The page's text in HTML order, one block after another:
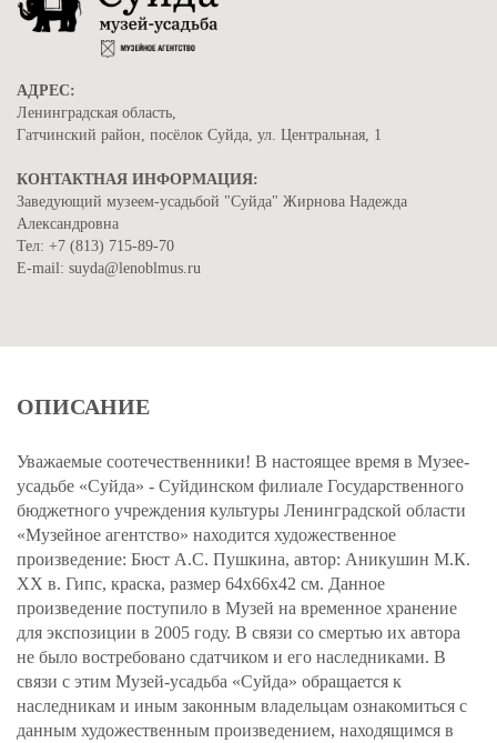
АДРЕС:
Ленинградская область,
Гатчинский район, посёлок Суйда, ул. Центральная, 1
КОНТАКТНАЯ ИНФОРМАЦИЯ:
Заведующий музеем-усадьбой "Суйда" Жирнова Надежда
Александровна
Тел: +7 (813) 715-89-70
Е-mail: suyda@lenoblmus.ru
ОПИСАНИЕ
Уважаемые соотечественники! В настоящее время в Музее-
усадьбе «Суйда» - Суйдинском филиале Государственного
бюджетного учреждения культуры Ленинградской области
«Музейное агентство» находится художественное
произведение: Бюст А.С. Пушкина, автор: Аникушин М.К.
XX в. Гипс, краска, размер 64х66х42 см. Данное
произведение поступило в Музей на временное хранение
для экспозиции в 2005 году. В связи со смертью их автора
не было востребовано сдатчиком и его наследниками. В
связи с этим Музей-усадьба «Суйда» обращается к
наследникам и иным законным владельцам ознакомиться с
данным художественным произведением, находящимся в